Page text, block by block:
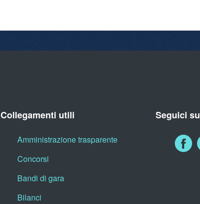
Collegamenti utili
Amministrazione trasparente
Concorsi
Bandi di gara
Bilanci
Seguici su